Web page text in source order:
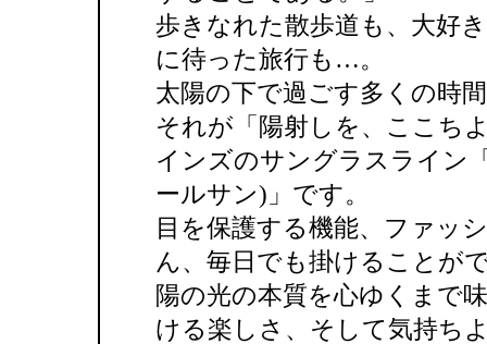
歩きなれた散歩道も、大好
に待った旅行も…。
太陽の下で過ごす多くの時
それが「陽射しを、ここち
インズのサングラスライン
ールサン)」です。
目を保護する機能、ファッ
ん、毎日でも掛けることが
陽の光の本質を心ゆくまで
ける楽しさ、そして気持ち